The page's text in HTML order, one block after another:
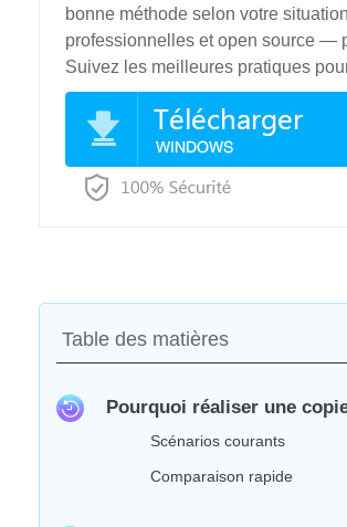
bonne méthode selon votre
professionnelles et open source —
Suivez les meilleures pratiques
Table des matières
Pourquoi réaliser une
Scénarios courants
Comparaison rapide